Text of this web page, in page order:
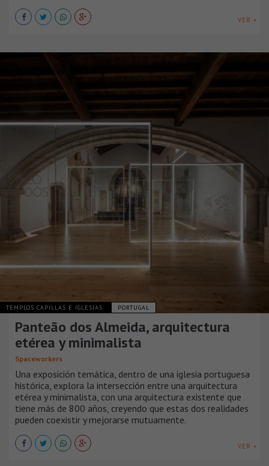
VER +
TEMPLOS CAPILLAS E IGLESIAS PORTUGAL
Panteão dos Almeida, arquitectura
etérea y minimalista
Spaceworkers
Una exposición temática, dentro de una iglesia portuguesa
histórica, explora la intersección entre una arquitectura
etérea y minimalista, con una arquitectura existente que
tiene más de 800 años, creyendo que estas dos realidades
pueden coexistir y mejorarse mutuamente.
VER +